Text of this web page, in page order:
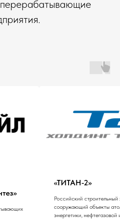
тепловой
«Главстрой»
Крупнейший